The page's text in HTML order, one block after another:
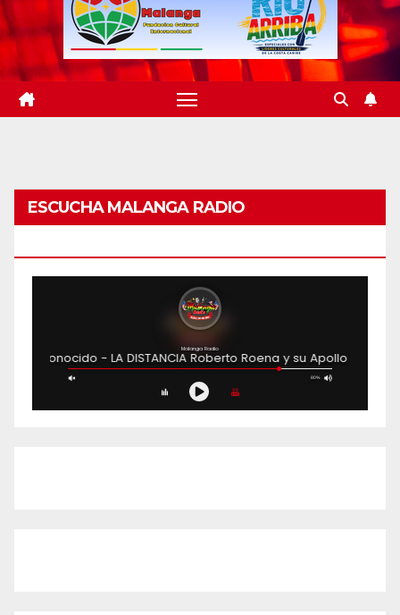
ESCUCHA MALANGA RADIO